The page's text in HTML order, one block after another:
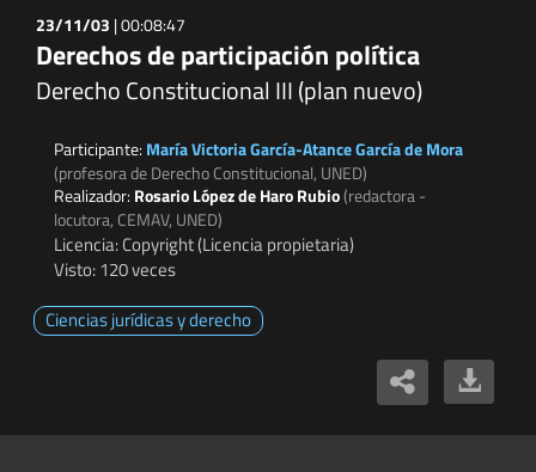
23/11/03 |00:08:47
Derechos de participación política
Derecho Constitucional III (plan nuevo)
Participante: María Victoria García-Atance García de Mora
(profesora de Derecho Constitucional, UNED)
Realizador: Rosario López de Haro Rubio(redactora -
locutora, CEMAV, UNED)
Licencia: Copyright (Licencia propietaria)
Visto: 120 veces
Ciencias jurídicas y derecho